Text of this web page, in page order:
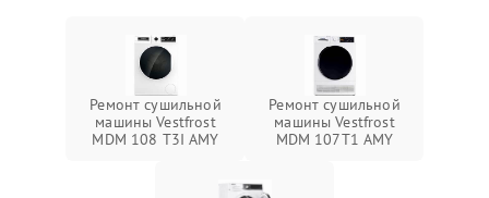
Ремонт сушильной
машины Vestfrost
MDM 108 T3I AMY
Ремонт сушильной
машины Vestfrost
MDM 107T1 AMY